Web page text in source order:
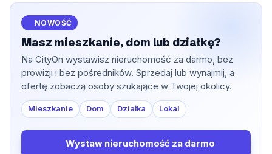
NOWOŚĆ
Masz mieszkanie, dom lub działkę?
Na CityOn wystawisz nieruchomość za darmo, bez
prowizji i bez pośredników. Sprzedaj lub wynajmij, a
ofertę zobaczą osoby szukające w Twojej okolicy.
Mieszkanie Dom Działka Lokal
Wystaw nieruchomość za darmo